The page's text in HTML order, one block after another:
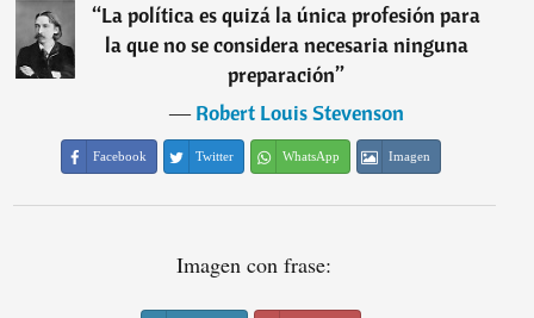
“La política es quizá la única profesión para
la que no se considera necesaria ninguna
preparación”
―Robert Louis Stevenson
Facebook Twitter WhatsApp Imagen
Imagen con frase: